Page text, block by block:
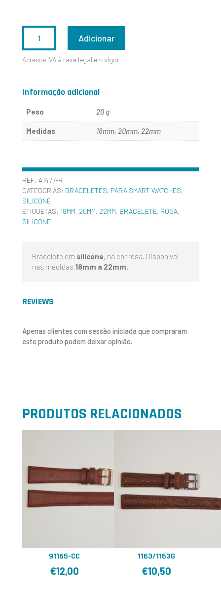
DE
Adicionar
Acresce IVA à taxa legal em vigor
Informação adicional
Peso 20 g
Medidas 18mm, 20mm, 22mm
REF: A1477-R
CATEGORIAS: BRACELETES, PARA SMART WATCHES,
SILICONE
ETIQUETAS: 18MM, 20MM, 22MM, BRACELETE, ROSA,
SILICONE
Bracelete em silicone, na cor rosa. Disponível
nas medidas 18mm a 22mm.
REVIEWS
Apenas clientes com sessão iniciada que compraram
este produto podem deixar opinião.
PRODUTOS RELACIONADOS
91165-CC
€12,00
1163/1163G
€10,50